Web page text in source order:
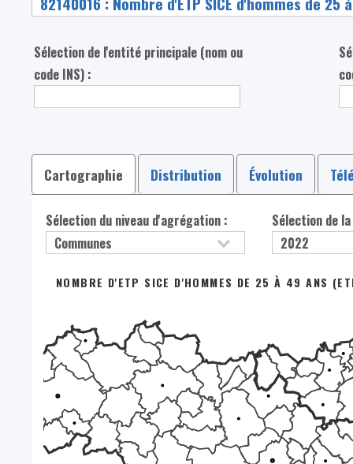
Sélection de l'entité principale (nom ou
code INS) :
Cartographie Distribution Évolution
Sélection du niveau d'agrégation : Sélection de
NOMBRE D'ETP SICE D'HOMMES DE 25 À 49 ANS